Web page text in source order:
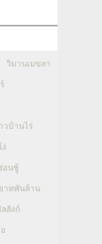
วิมานเมขลา
วบ้านไร่
อนชู้
าทพันล้าน
ลังก์